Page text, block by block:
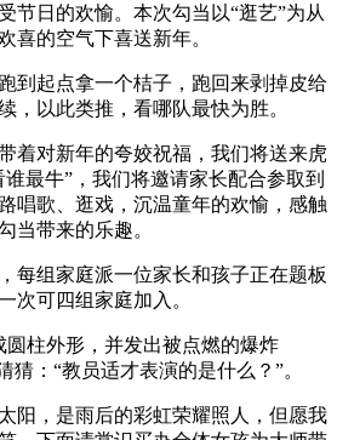
节日的欢愉。本次勾当以“逛艺”为从
喜的空气下喜送新年。
起点拿一个桔子，跑回来剥掉皮给
，以此类推，看哪队最快为胜。
对新年的夸姣祝福，我们将送来虎
最牛”，我们将邀请家长配合参取到
唱歌、逛戏，沉温童年的欢愉，感触
当带来的乐趣。
组家庭派一位家长和孩子正在题板
次可四组家庭加入。
柱外形，并发出被点燃的爆炸
猜：“教员适才表演的是什么？”。
，是雨后的彩虹荣耀照人，但愿我